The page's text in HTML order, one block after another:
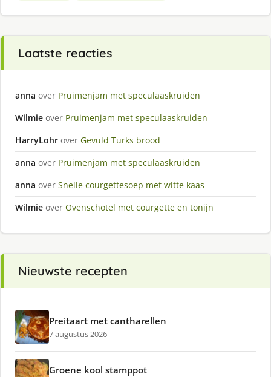
Laatste reacties
anna over Pruimenjam met speculaaskruiden
Wilmie over Pruimenjam met speculaaskruiden
HarryLohr over Gevuld Turks brood
anna over Pruimenjam met speculaaskruiden
anna over Snelle courgettesoep met witte kaas
Wilmie over Ovenschotel met courgette en tonijn
Nieuwste recepten
Preitaart met cantharellen
7 augustus 2026
Groene kool stamppot